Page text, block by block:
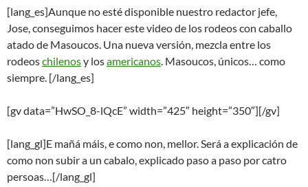
[lang_es]Aunque no esté disponible nuestro redactor jefe,
Jose, conseguimos hacer este video de los rodeos con caballo
atado de Masoucos. Una nueva versión, mezcla entre los
rodeoschilenosy losamericanos. Masoucos, únicos… como
siempre. [/lang_es]
[gv data=”HwSO_8-lQcE” width=”425″ height=”350″][/gv]
[lang_gl]E mañá máis, e como non, mellor. Será a explicación de
como non subir a un cabalo, explicado paso a paso por catro
persoas…[/lang_gl]